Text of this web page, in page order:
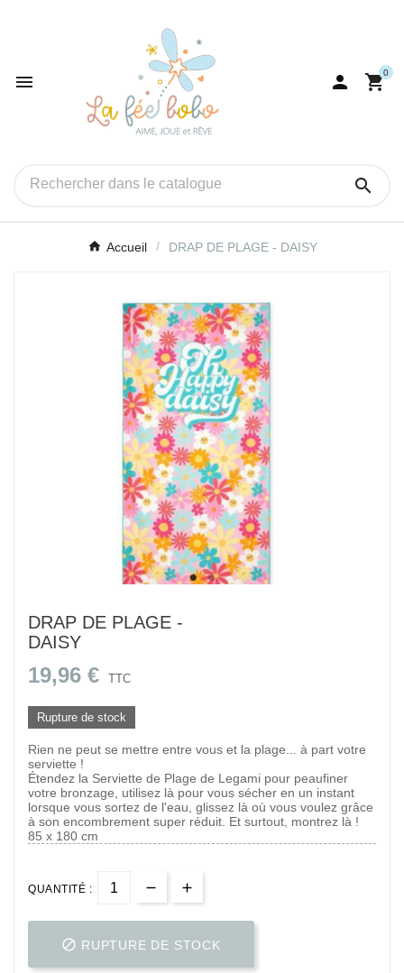
  0

Accueil DRAP DE PLAGE - DAISY
DRAP DE PLAGE -
DAISY
19,96 € TTC
Rupture de stock
Rien ne peut se mettre entre vous et la plage... à part votre
serviette !
Étendez la Serviette de Plage de Legami pour peaufiner
votre bronzage, utilisez là pour vous sécher en un instant
lorsque vous sortez de l'eau, glissez là où vous voulez grâce
à son encombrement super réduit. Et surtout, montrez là !
85 x 180 cm
QUANTITÉ :
 RUPTURE DE STOCK